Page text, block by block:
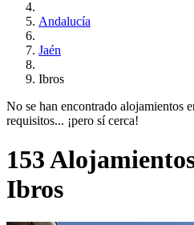
Andalucía
Jaén
Ibros
No se han encontrado alojamientos
requisitos... ¡pero sí cerca!
153
Ibros